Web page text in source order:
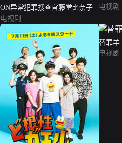
ON异常犯罪搜查官藤堂比奈子
电视剧
电视剧
替罪羊
电视剧